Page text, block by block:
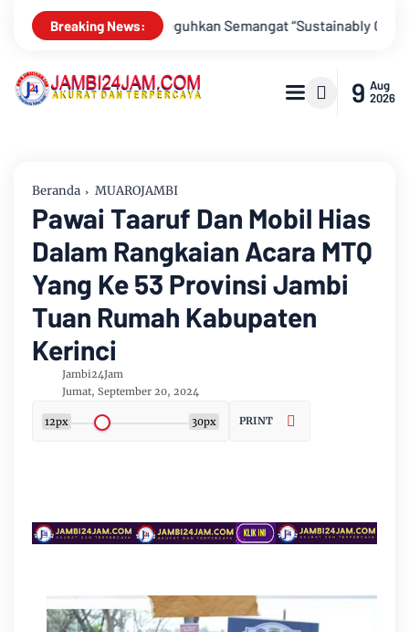
Breaking News:
Growing” Hari Indonesia Menabung Jambi
9 Aug
2026
Beranda MUAROJAMBI
Pawai Taaruf Dan Mobil Hias
Dalam Rangkaian Acara MTQ
Yang Ke 53 Provinsi Jambi
Tuan Rumah Kabupaten
Kerinci
Jambi24Jam
Jumat, September 20, 2024
12px 30px PRINT